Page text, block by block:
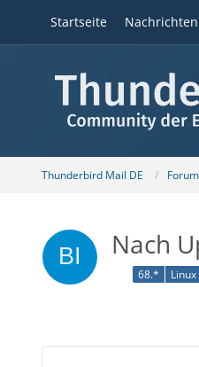
Startseite Nachrichten
Thunderbird Mail DE Forum
Nach
68.* Linux